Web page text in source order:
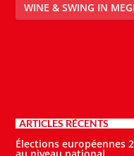
WINE & SWING IN
ARTICLES RÉCENTS
Élections européennes